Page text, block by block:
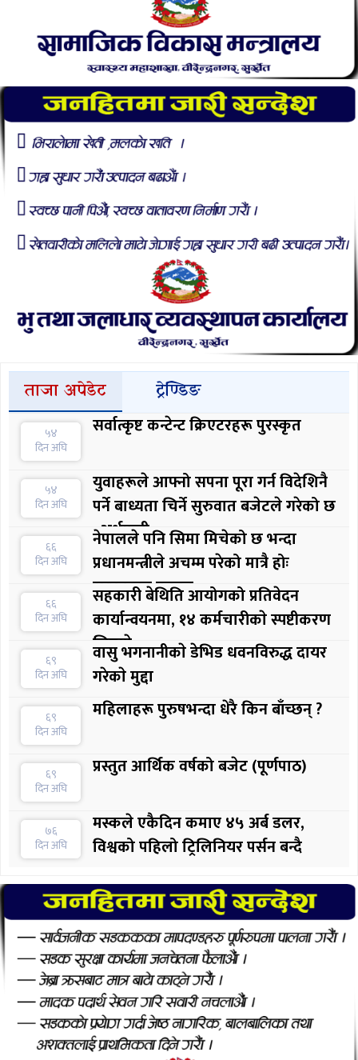
ताजा अपेडेट ट्रेण्डिङ
५४
दिन अघि
सर्वात्कृष्ट कन्टेन्ट क्रिएटरहरू पुरस्कृत
५४
दिन अघि
युवाहरूले आफ्नो सपना पूरा गर्न विदेशिनै
पर्ने बाध्यता चिर्ने सुरुवात बजेटले गरेको छ
: अर्थमन्त्री
६६
दिन अघि
नेपालले पनि सिमा मिचेको छ भन्दा
प्रधानमन्त्रीले अचम्म परेको मात्रै होः
सरकारका प्रवक्ता
६६
दिन अघि
सहकारी बेथिति आयोगको प्रतिवेदन
कार्यान्वयनमा, १४ कर्मचारीकाे स्पष्टीकरण
लिइयाे
६९
दिन अघि
वासु भगनानीकाे डेभिड धवनविरुद्ध दायर
गरेकाे मुद्दा
६९
दिन अघि
महिलाहरू पुरुषभन्दा धेरै किन बाँच्छन् ?
६९
दिन अघि
प्रस्तुत आर्थिक वर्षको बजेट (पूर्णपाठ)
७६
दिन अघि
मस्कले एकैदिन कमाए ४५ अर्ब डलर,
विश्वको पहिलो ट्रिलिनियर पर्सन बन्दै